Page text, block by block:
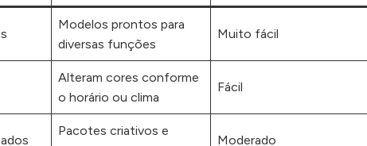
Modelos prontos para
diversas funções
Muito fácil
Alteram cores conforme
o horário ou clima
Fácil
Pacotes criativos e
Moderado